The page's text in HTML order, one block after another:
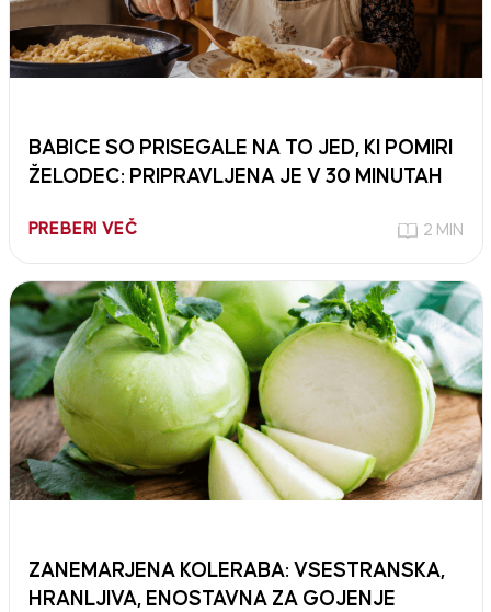
BABICE SO PRISEGALE NA TO JED, KI POMIRI
ŽELODEC: PRIPRAVLJENA JE V 30 MINUTAH
PREBERI VEČ 2 MIN
ZANEMARJENA KOLERABA: VSESTRANSKA,
HRANLJIVA, ENOSTAVNA ZA GOJENJE